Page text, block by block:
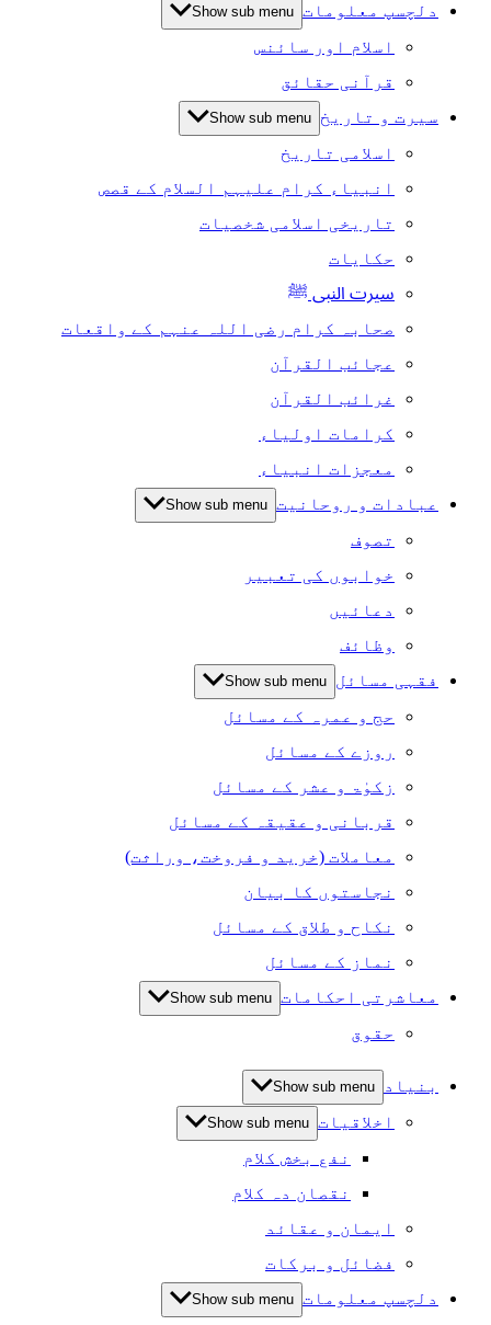
دلچسپ معلومات Show sub menu
اسلام اور سائنس
قرآنی حقائق
سیرت و تاریخ Show sub menu
اسلامی تاریخ
انبیاء کرام علیہم السلام کے قصص
تاریخی اسلامی شخصیات
حکایات
سیرت النبی ﷺ
صحابہ کرام رضی اللہ عنہم کے واقعات
عجائب القرآن
غرائب القرآن
کرامات اولیاء
معجزات انبیاء
عبادات و روحانیت Show sub menu
تصوف
خوابوں کی تعبیر
دعائیں
وظائف
فقہی مسائل Show sub menu
حج و عمرہ کے مسائل
روزے کے مسائل
زکوٰۃ و عشر کے مسائل
قربانی و عقیقہ کے مسائل
معاملات (خرید و فروخت، وراثت)
نجاستوں کا بیان
نکاح و طلاق کے مسائل
نماز کے مسائل
معاشرتی احکامات Show sub menu
حقوق
بنیاد Show sub menu
اخلاقیات Show sub menu
نفع بخش کلام
نقصان دہ کلام
ایمان و عقائد
فضائل و برکات
دلچسپ معلومات Show sub menu